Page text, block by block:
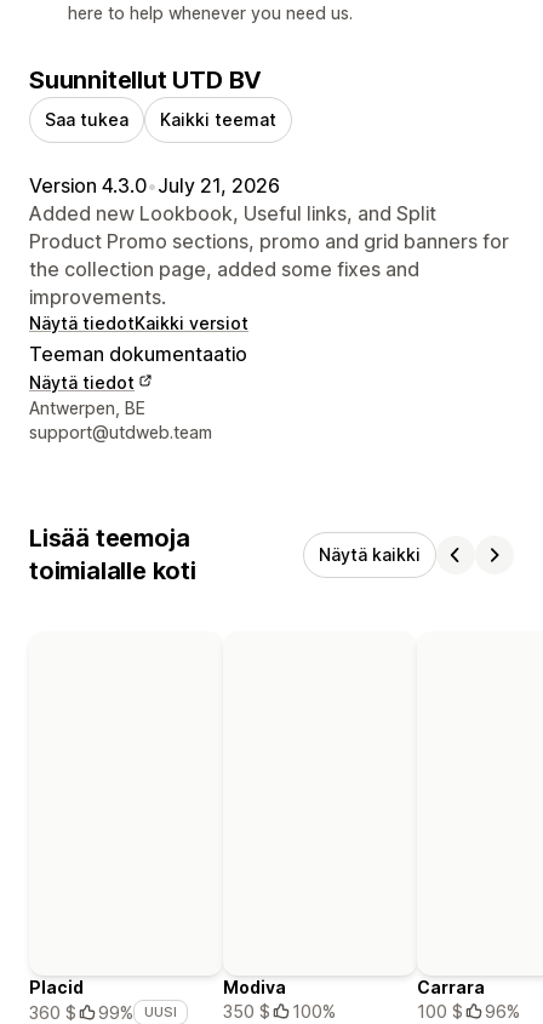
here to help whenever you need us.
Suunnitellut UTD BV
Saa tukea Kaikki teemat
Version 4.3.0•July 21, 2026
Added new Lookbook, Useful links, and Split
Product Promo sections, promo and grid banners for
the collection page, added some fixes and
improvements.
Näytä tiedotKaikki versiot
Teeman dokumentaatio
Näytä tiedot
Suunnittelijan yhteystiedot
Antwerpen, BE
support@utdweb.team
Lisää teemoja
toimialalle koti
Näytä kaikki
Placid
360 $
99% UUSI
Modiva
350 $
100%
Carrara
100 $
96%